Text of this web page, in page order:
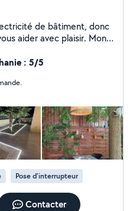
de bâtiment, donc
aider avec plaisir. Mon
: 5/5
Pose d'interrupteur
Contacter